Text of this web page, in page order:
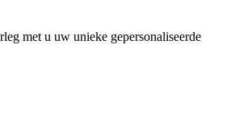
met u uw unieke gepersonaliseerde